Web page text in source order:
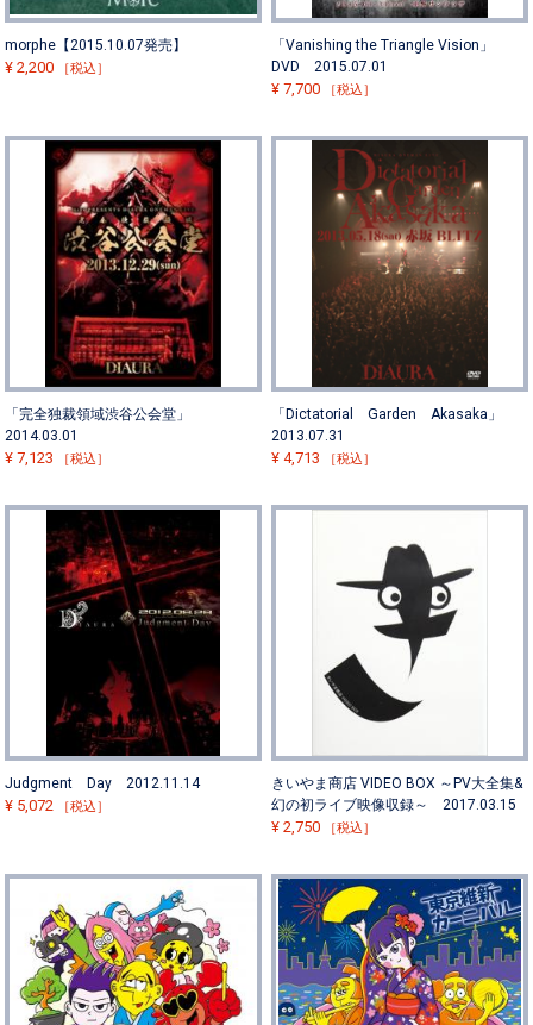
morphe【2015.10.07発売】
¥2,200 ［税込］
「Vanishing the Triangle Vision」
DVD 2015.07.01
¥7,700 ［税込］
「完全独裁領域渋谷公会堂」
2014.03.01
¥7,123 ［税込］
「Dictatorial Garden Akasaka」
2013.07.31
¥4,713 ［税込］
Judgment Day 2012.11.14
¥ 5,072 ［税込］
きいやま商店 VIDEO BOX ～PV大全集&
幻の初ライブ映像収録～ 2017.03.15
¥2,750 ［税込］